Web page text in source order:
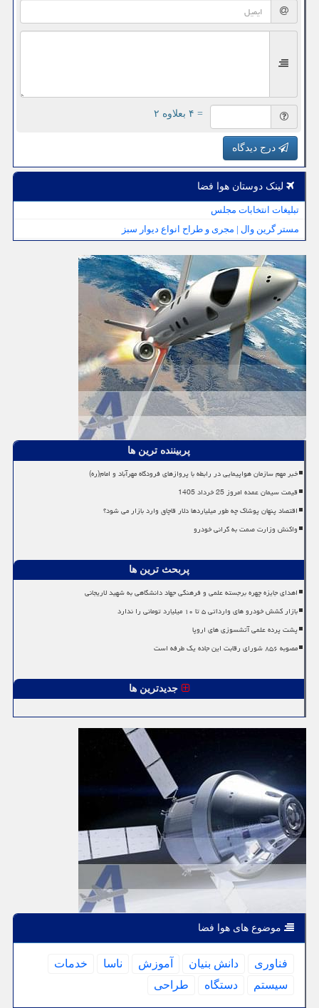
= ۴ بعلاوه ۲
درج دیدگاه
لینک دوستان هوا فضا
تبلیغات انتخابات مجلس
مستر گرین وال | مجری و طراح انواع دیوار سبز
پربیننده ترین ها
خبر مهم سازمان هواپیمایی در رابطه با پروازهای فرودگاه مهرآباد و امام(ره)
قیمت سیمان عمده امروز 25 خرداد 1405
اقتصاد پنهان پوشاک چه طور میلیاردها دلار قاچاق وارد بازار می شود؟
واکنش وزارت صمت به گرانی خودرو
پربحث ترین ها
اهدای جایزه چهره برجسته علمی و فرهنگی جهاد دانشگاهی به شهید لاریجانی
بازار کشش خودرو های وارداتی ۵ تا ۱۰ میلیارد تومانی را ندارد
پشت پرده علمی آتشسوزی های اروپا
مصوبه ۸۵۶ شورای رقابت این جاده یک طرفه است
جدیدترین ها
موضوع های هوا فضا
فناوری دانش بنیان آموزش ناسا
خدمات
سیستم
دستگاه طراحی